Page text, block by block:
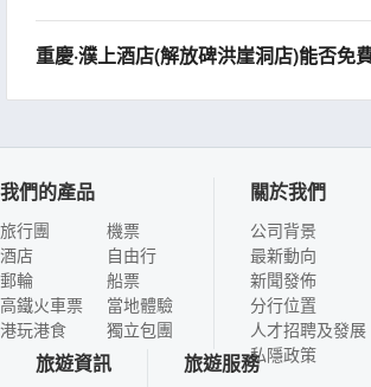
重慶·濮上酒店(解放碑洪崖洞店)能否免
我們的產品
旅行團
酒店
郵輪
高鐵火車票
港玩港食
機票
自由行
船票
當地體驗
獨立包團
關於我們
公司背景
最新動向
新聞發佈
分行位置
人才招聘及發展
私隱政策
旅遊資訊 旅遊服務